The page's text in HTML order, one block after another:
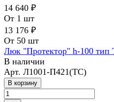
14 640 ₽
От 1 шт
13 176 ₽
От 50 шт
Люк "Протектор" h-100
В наличии
Арт. Л1001-П421(ТС)
В корзину